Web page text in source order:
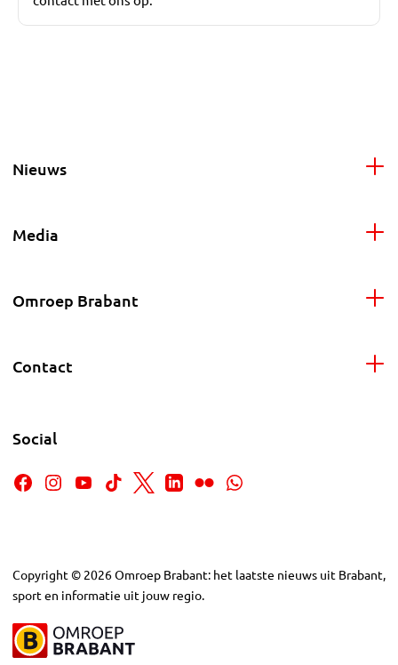
Nieuws
Media
Omroep Brabant
Contact
Social
Copyright © 2026Omroep Brabant: het laatste nieuws uit Brabant,
sport en informatie uit jouw regio.